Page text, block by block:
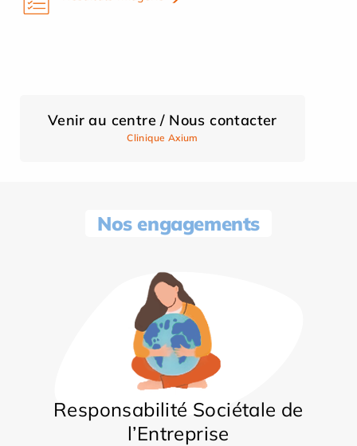
Venir au centre / Nous contacter
Clinique Axium
Nos engagements
Responsabilité Sociétale de
l’Entreprise